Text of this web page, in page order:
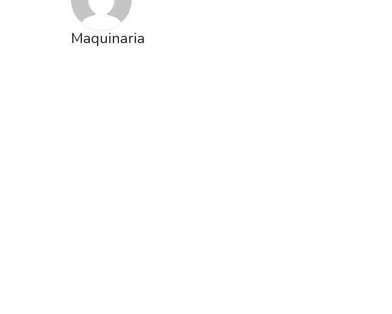
Maquinaria